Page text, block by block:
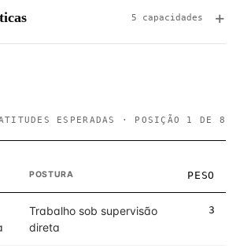
5 capacidades
ESPERADAS · POSIÇÃO 1 DE 8
POSTURA PESO
Trabalho sob supervisão
direta
3